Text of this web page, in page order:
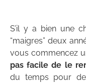
S’il y a bien une
“maigres” deux
vous commencez
pas facile de le
du temps pour